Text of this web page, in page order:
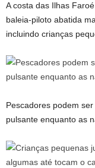
A costa das Ilhas
baleia-piloto abatida
incluindo crianças
Pescadores podem
pulsante enquanto as